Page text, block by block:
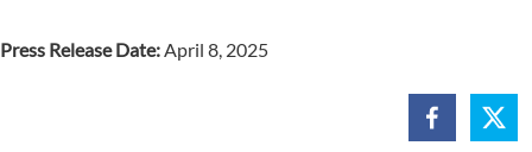
Press Release Date:April 8, 2025